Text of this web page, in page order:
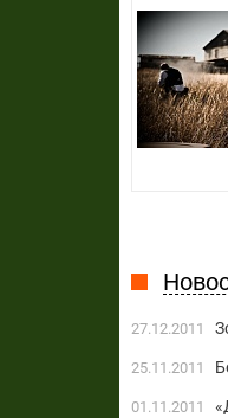
27.12.2011
25.11.2011
01.11.2011